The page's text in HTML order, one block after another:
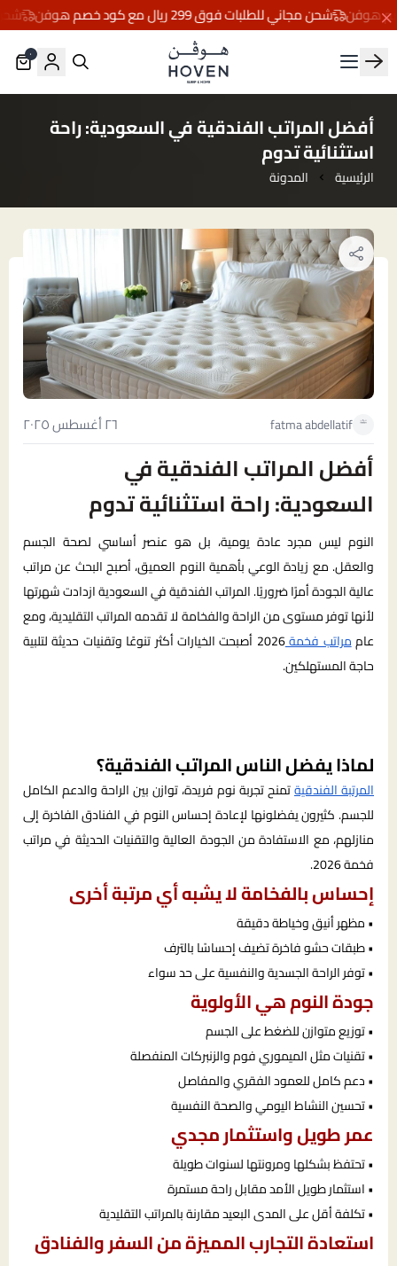
شحن مجاني للطلبات فوق 299 ريال مع كود خصم هوفن شحن
مفارش هوڤن
٠
أفضل المراتب الفندقية في السعودية: راحة
استثنائية تدوم
الرئيسية المدونة
fatma abdellatif ٢٦ أغسطس ٢٠٢٥
أفضل المراتب الفندقية في
السعودية: راحة استثنائية تدوم
النوم ليس مجرد عادة يومية، بل هو عنصر أساسي لصحة الجسم
والعقل. مع زيادة الوعي بأهمية النوم العميق، أصبح البحث عن مراتب
عالية الجودة أمرًا ضروريًا. المراتب الفندقية في السعودية ازدادت شهرتها
لأنها توفر مستوى من الراحة والفخامة لا تقدمه المراتب التقليدية، ومع
عاممراتب فخمة
2026 أصبحت الخيارات أكثر تنوعًا وتقنيات حديثة لتلبية
حاجة المستهلكين.
لماذا يفضل الناس المراتب الفندقية؟
المرتبة الفندقيةتمنح تجربة نوم فريدة، توازن بين الراحة والدعم الكامل
للجسم. كثيرون يفضلونها لإعادة إحساس النوم في الفنادق الفاخرة إلى
منازلهم، مع الاستفادة من الجودة العالية والتقنيات الحديثة في مراتب
فخمة 2026.
إحساس بالفخامة لا يشبه أي مرتبة أخرى
• مظهر أنيق وخياطة دقيقة
• طبقات حشو فاخرة تضيف إحساسًا بالترف
• توفر الراحة الجسدية والنفسية على حد سواء
جودة النوم هي الأولوية
• توزيع متوازن للضغط على الجسم
• تقنيات مثل الميموري فوم والزنبركات المنفصلة
• دعم كامل للعمود الفقري والمفاصل
• تحسين النشاط اليومي والصحة النفسية
عمر طويل واستثمار مجدي
• تحتفظ بشكلها ومرونتها لسنوات طويلة
• استثمار طويل الأمد مقابل راحة مستمرة
• تكلفة أقل على المدى البعيد مقارنة بالمراتب التقليدية
استعادة التجارب المميزة من السفر والفنادق